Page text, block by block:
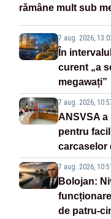
rămâne mult sub
7 aug. 2026,
În
curent „a
megawați”
7 aug. 2026,
ANSVSA a
pentru
carcaselor
7 aug. 2026,
Bolojan:
de patru-